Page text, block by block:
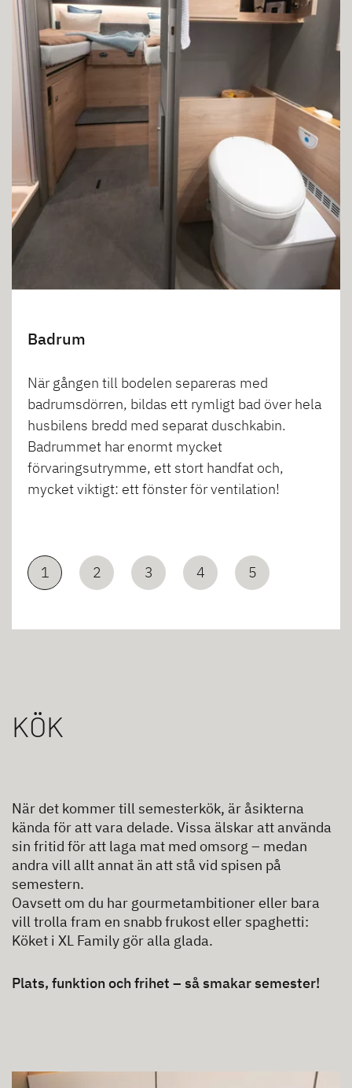
Badrum
När gången till bodelen separeras med
badrumsdörren, bildas ett rymligt bad över hela
husbilens bredd med separat duschkabin.
Badrummet har enormt mycket
förvaringsutrymme, ett stort handfat och,
mycket viktigt: ett fönster för ventilation!
1 2 3 4 5
KÖK
När det kommer till semesterkök, är åsikterna
kända för att vara delade. Vissa älskar att använda
sin fritid för att laga mat med omsorg – medan
andra vill allt annat än att stå vid spisen på
semestern.
Oavsett om du har gourmetambitioner eller bara
vill trolla fram en snabb frukost eller spaghetti:
Köket i XL Family gör alla glada.
Plats, funktion och frihet – så smakar semester!